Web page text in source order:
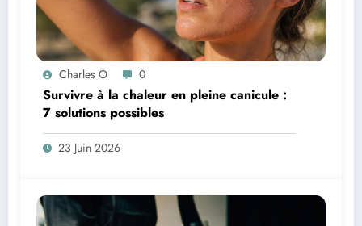
Charles O 0
Survivre à la chaleur en pleine canicule :
7 solutions possibles
23 Juin 2026